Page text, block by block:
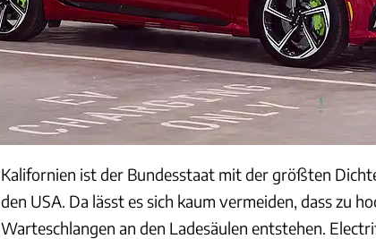
Kalifornien ist der Bundesstaat mit der größten
den USA. Da lässt es sich kaum vermeiden, dass zu
Warteschlangen an den Ladesäulen entstehen.